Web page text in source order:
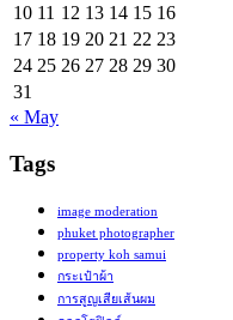
10 11 12 13 14 15 16
17 18 19 20 21 22 23
24 25 26 27 28 29 30
31
« May
Tags
image moderation
phuket photographer
property koh samui
กระเป๋าผ้า
การสูญเสียเส้นผม